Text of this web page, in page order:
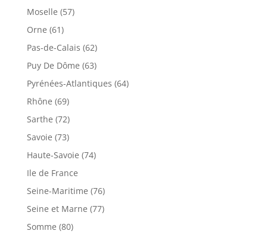
Moselle (57)
Orne (61)
Pas-de-Calais (62)
Puy De Dôme (63)
Pyrénées-Atlantiques (64)
Rhône (69)
Sarthe (72)
Savoie (73)
Haute-Savoie (74)
Ile de France
Seine-Maritime (76)
Seine et Marne (77)
Somme (80)